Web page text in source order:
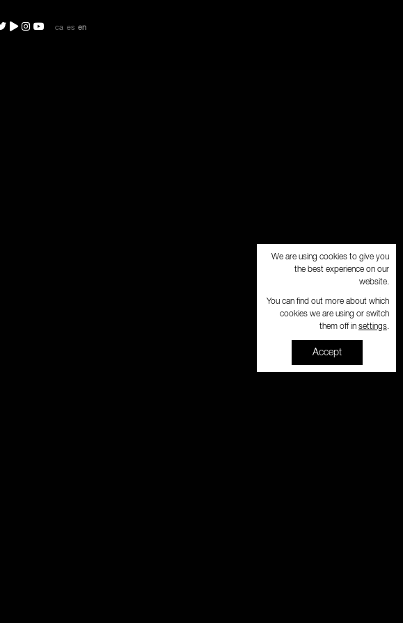
ca es en
We are using cookies to give you
the best experience on our
website.
You can find out more about which
cookies we are using or switch
them off in settings.
Accept